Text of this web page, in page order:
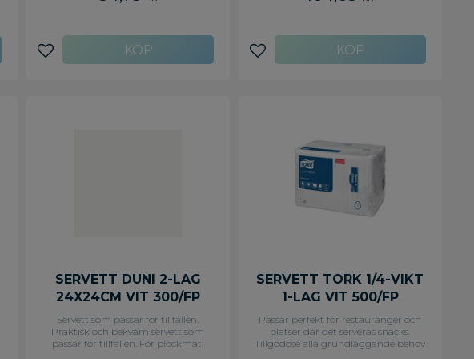
Lägg till i favoriter Lägg till i favoriter
SERVETT DUNI 2-LAG
24X24CM VIT 300/FP
Servett som passar för tillfällen.
Praktisk och bekväm servett som
passar för tillfällen. För plockmat,
SERVETT TORK 1/4-VIKT
1-LAG VIT 500/FP
Passar perfekt för restauranger och
platser där det serveras snacks.
Tillgodose alla grundläggande behov